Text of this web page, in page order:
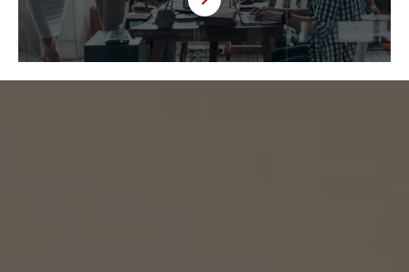
す。以下、KW加盟店は、当社が運営する下記のウェブサイト上で、KW加盟店として掲載さ
れている事業者を意味するものとします。
https://kellerwilliams.jp/kamei-ten/
(1) 共同して利用される個人情報の項目